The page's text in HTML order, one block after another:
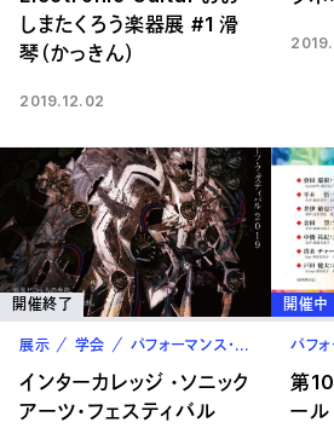
しまたくろう楽器展 #1 滑
琴（かっきん）
2019.12.02
開催終了
展示 学会 パフォーマンス・上演 在校
インターカレッジ ・ソニック
アーツ・フェスティバル
開催中
パフ
第
ール